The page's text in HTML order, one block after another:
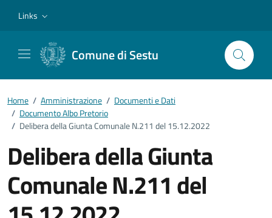
Links
Comune di Sestu
Home / Amministrazione / Documenti e Dati
/ Documento Albo Pretorio
/ Delibera della Giunta Comunale N.211 del 15.12.2022
Delibera della Giunta
Comunale N.211 del